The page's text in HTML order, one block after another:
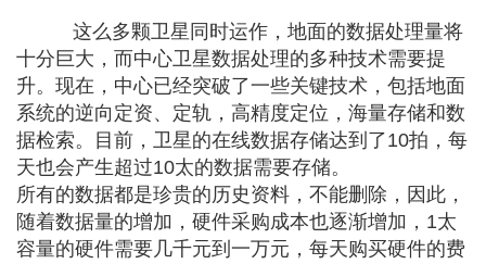
这么多颗卫星同时运作，地面的数据处理量将
十分巨大，而中心卫星数据处理的多种技术需要提
升。现在，中心已经突破了一些关键技术，包括地面
系统的逆向定资、定轨，高精度定位，海量存储和数
据检索。目前，卫星的在线数据存储达到了10拍，每
天也会产生超过10太的数据需要存储。
所有的数据都是珍贵的历史资料，不能删除，因此，
随着数据量的增加，硬件采购成本也逐渐增加，1太
容量的硬件需要几千元到一万元，每天购买硬件的费